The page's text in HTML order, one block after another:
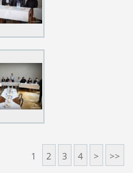
1 2 3 4 > >>